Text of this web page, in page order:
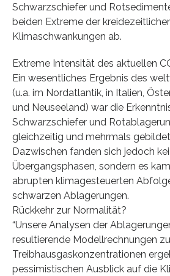
Schwarzschiefer und
beiden Extreme der
Klimaschwankungen ab.
Extreme Intensität des aktuellen
Ein wesentliches Ergebnis des
(u.a. im Nordatlantik, in Italien,
und Neuseeland) war die
Schwarzschiefer und
gleichzeitig und mehrmals
Dazwischen fanden sich jedoch
Übergangsphasen, sondern es
abrupten klimagesteuerten
schwarzen Ablagerungen.
Rückkehr zur Normalität?
“Unsere Analysen der
resultierende Modellrechnungen
Treibhausgaskonzentrationen
pessimistischen Ausblick auf die